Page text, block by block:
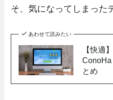
そ、気になってしまった
あわせて読みたい
【快適
ConoHa
とめ